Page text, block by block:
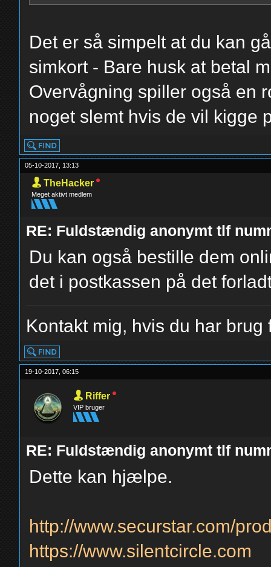
Det er så simpelt at du kan
simkort - Bare husk at betal
Overvågning spiller også en
noget slemt hvis de vil kigge
05-10-2017, 13:13
TheHacker
Meget aktivt medlem
RE: Fuldstændig anonymt tlf
Du kan også bestille dem
det i postkassen på det
Kontakt mig, hvis du har
19-10-2017, 06:15
Riffer
VIP bruger
RE: Fuldstændig anonymt tlf
Dette kan hjælpe.
http://www.securstar.com/
https://www.silentcircle.com